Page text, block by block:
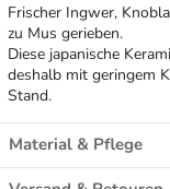
Frischer Ingwer,
zu Mus gerieben.
Diese japanische
deshalb mit geringem
Stand.
Material & Pflege